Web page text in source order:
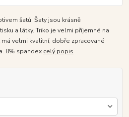
šatů. Šaty jsou krásně
a látky. Triko je velmi příjemné na
velmi kvalitní, dobře zpracované
8% spandex celý popis